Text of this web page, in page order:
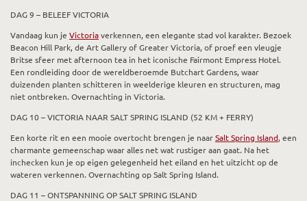
DAG 9 – BELEEF VICTORIA
Vandaag kun je Victoriaverkennen, een elegante stad vol karakter. Bezoek
Beacon Hill Park, de Art Gallery of Greater Victoria, of proef een vleugje
Britse sfeer met afternoon tea in het iconische Fairmont Empress Hotel.
Een rondleiding door de wereldberoemde Butchart Gardens, waar
duizenden planten schitteren in weelderige kleuren en structuren, mag
niet ontbreken. Overnachting in Victoria.
DAG 10 – VICTORIA NAAR SALT SPRING ISLAND (52 KM + FERRY)
Een korte rit en een mooie overtocht brengen je naarSalt Spring Island, een
charmante gemeenschap waar alles net wat rustiger aan gaat. Na het
inchecken kun je op eigen gelegenheid het eiland en het uitzicht op de
wateren verkennen. Overnachting op Salt Spring Island.
DAG 11 – ONTSPANNING OP SALT SPRING ISLAND